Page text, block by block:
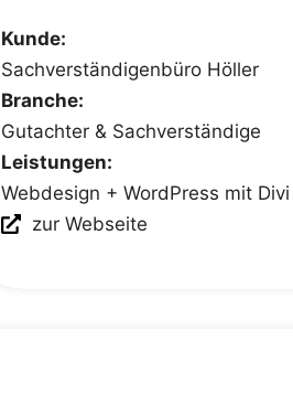
Kunde:
Sachverständigenbüro Höller
Branche:
Gutachter & Sachverständige
Leistungen:
Webdesign + WordPress mit Divi
zur Webseite